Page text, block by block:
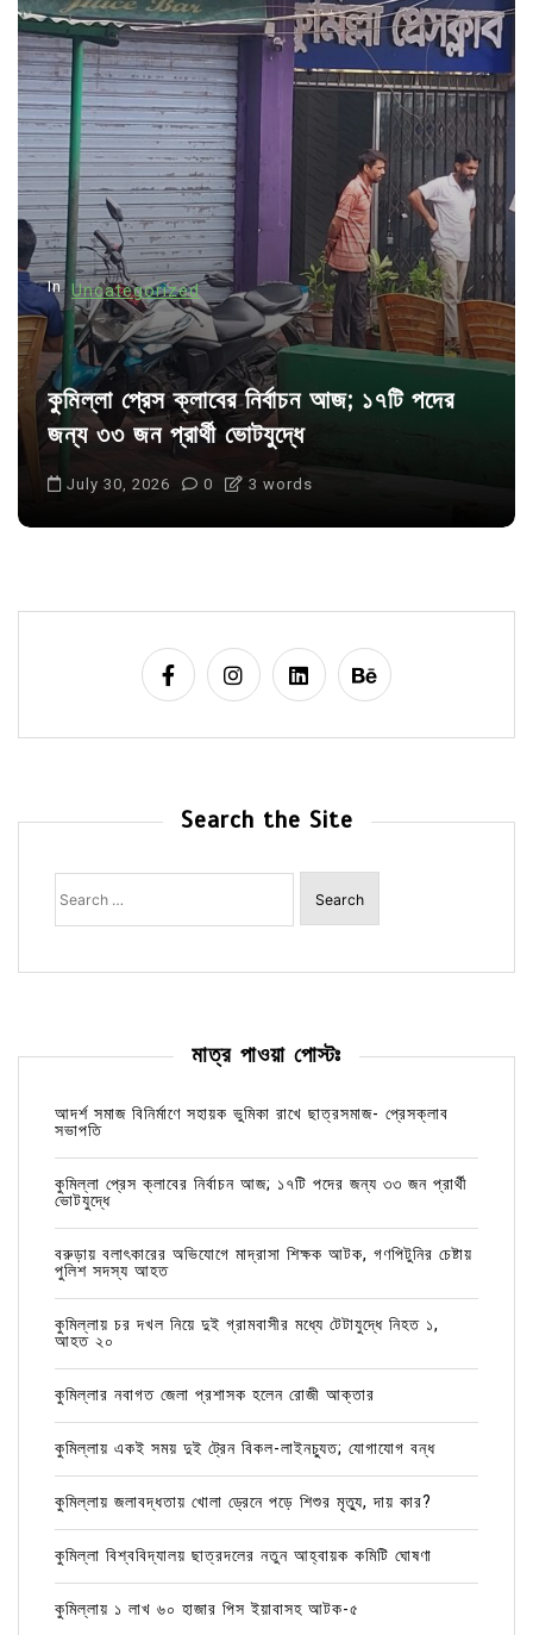
v
i
g
a
t
i
o
n
In Uncategorized
কুমিল্লা প্রেস ক্লাবের নির্বাচন আজ; ১৭টি পদের
জন্য ৩৩ জন প্রার্থী ভোটযুদ্ধে
July 30, 2026 0 3 words
Search the Site
Search
for:
মাত্র পাওয়া পোস্টঃ
আদর্শ সমাজ বিনির্মাণে সহায়ক ভুমিকা রাখে ছাত্রসমাজ- প্রেসক্লাব
সভাপতি
কুমিল্লা প্রেস ক্লাবের নির্বাচন আজ; ১৭টি পদের জন্য ৩৩ জন প্রার্থী
ভোটযুদ্ধে
বরুড়ায় বলাৎকারের অভিযোগে মাদ্রাসা শিক্ষক আটক, গণপিটুনির চেষ্টায়
পুলিশ সদস্য আহত
কুমিল্লায় চর দখল নিয়ে দুই গ্রামবাসীর মধ্যে টেটাযুদ্ধে নিহত ১,
আহত ২০
কুমিল্লার নবাগত জেলা প্রশাসক হলেন রোজী আক্তার
কুমিল্লায় একই সময় দুই ট্রেন বিকল-লাইনচ্যুত; যোগাযোগ বন্ধ
কুমিল্লায় জলাবদ্ধতায় খোলা ড্রেনে পড়ে শিশুর মৃত্যু, দায় কার?
কুমিল্লা বিশ্ববিদ্যালয় ছাত্রদলের নতুন আহ্বায়ক কমিটি ঘোষণা
কুমিল্লায় ১ লাখ ৬০ হাজার পিস ইয়াবাসহ আটক-৫